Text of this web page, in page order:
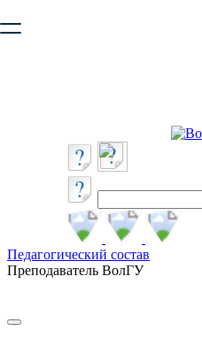
безопасную работу с сайтом.
Педагогический состав
Преподаватель ВолГУ